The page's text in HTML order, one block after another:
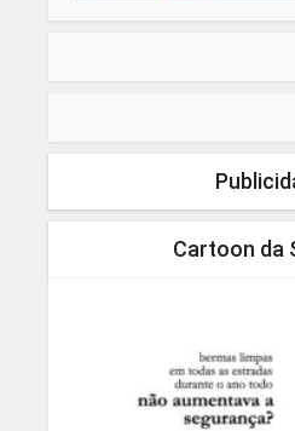
Cartoon da